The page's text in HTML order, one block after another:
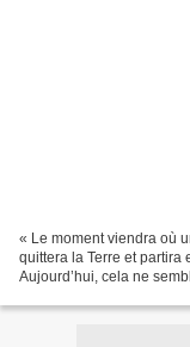
« Le moment viendra où
quittera la Terre et partira
Aujourd’hui, cela ne